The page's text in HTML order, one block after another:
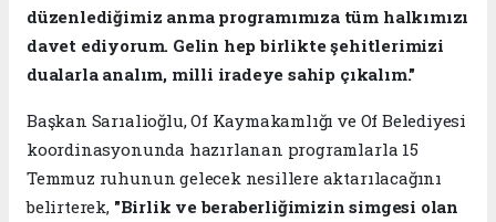
düzenlediğimiz anma programımıza tüm halkımızı
davet ediyorum. Gelin hep birlikte şehitlerimizi
dualarla analım, milli iradeye sahip çıkalım."
Başkan Sarıalioğlu, Of Kaymakamlığı ve Of Belediyesi
koordinasyonunda hazırlanan programlarla 15
Temmuz ruhunun gelecek nesillere aktarılacağını
belirterek, "Birlik ve beraberliğimizin simgesi olan